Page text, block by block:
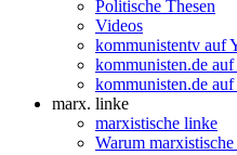
Politische Thesen
Videos
kommunistentv auf
kommunisten.de
kommunisten.de
marx. linke
marxistische linke
Warum